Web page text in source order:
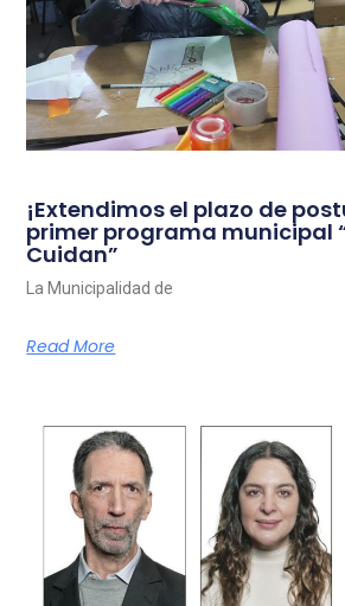
¡Extendimos el plazo de
primer programa municipal
Cuidan”
La Municipalidad de
Read More